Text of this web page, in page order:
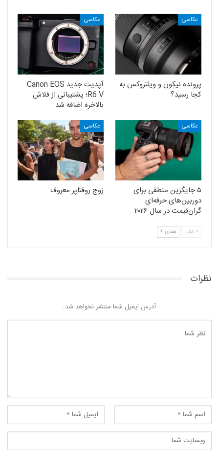
عکاسی
پرونده نیکون و ویلتروکس به
کجا رسید؟
عکاسی
آپدیت جدید Canon EOS
R6 V؛ پشتیبانی از فلاش
بالاخره اضافه شد
عکاسی
۵ جایگزین منطقی برای
دوربین‌های حرفه‌ای
گران‌قیمت در سال ۲۰۲۶
عکاسی
زوج روفتاپر معروف
قبلی بعدی
نظرات
آدرس ایمیل شما منتشر نخواهد شد.